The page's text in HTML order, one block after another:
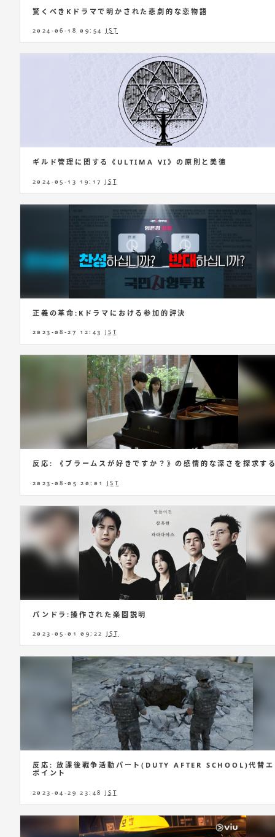
驚くべきKドラマで明かされた悲劇的な恋物語
2024-06-18 09:54 JST
ギルド管理に関する《ULTIMA VI》の原則と美徳
2024-05-13 19:17 JST
正義の革命:Kドラマにおける参加的評決
2023-08-27 12:43 JST
反応: 《ブラームスが好きですか？》の感情的な深さを探求す
2023-08-05 20:01 JST
パンドラ:操作された楽園説明
2023-05-01 09:22 JST
反応: 放課後戦争活動パート(DUTY AFTER SCHOOL)代替
ポイント
2023-04-29 23:48 JST